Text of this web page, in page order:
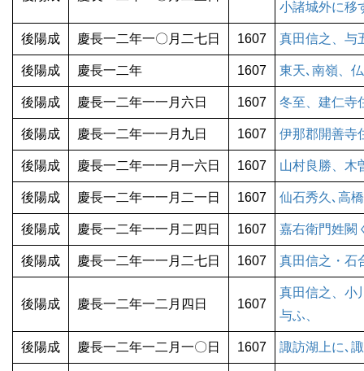
小諸城外に移
後陽成 慶長一二年一〇月二七日 1607 真田信之、与
後陽成 慶長一二年 1607 東天､南嶺、
後陽成 慶長一二年一一月六日 1607 冬至、建仁寺
後陽成 慶長一二年一一月九日 1607 伊那郡開善寺
後陽成 慶長一二年一一月一六日 1607 山村良勝、木
後陽成 慶長一二年一一月二一日 1607 仙石秀久､高
後陽成 慶長一二年一一月二四日 1607 嘉右衛門姓闕
後陽成 慶長一二年一一月二七日 1607 真田信之・石
後陽成 慶長一二年一二月四日 1607
真田信之、小
与ふ、
後陽成 慶長一二年一二月一〇日 1607 諏訪湖上に､